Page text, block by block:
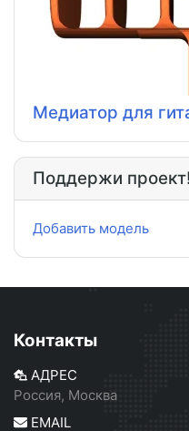
Медиатор для
Поддержи
Добавить модель
Контакты
АДРЕС
Россия, Москва
EMAIL